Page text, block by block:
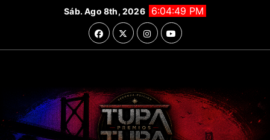
Sáb. Ago 8th, 2026 6:04:51 PM